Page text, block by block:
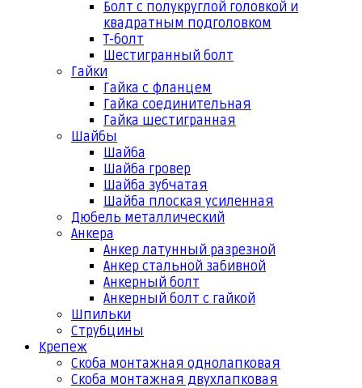
Болт с полукруглой головкой и
квадратным подголовком
Т-болт
Шестигранный болт
Гайки
Гайка с фланцем
Гайка соединительная
Гайка шестигранная
Шайбы
Шайба
Шайба гровер
Шайба зубчатая
Шайба плоская усиленная
Дюбель металлический
Анкера
Анкер латунный разрезной
Анкер стальной забивной
Анкерный болт
Анкерный болт с гайкой
Шпильки
Струбцины
Крепеж
Скоба монтажная однолапковая
Скоба монтажная двухлапковая